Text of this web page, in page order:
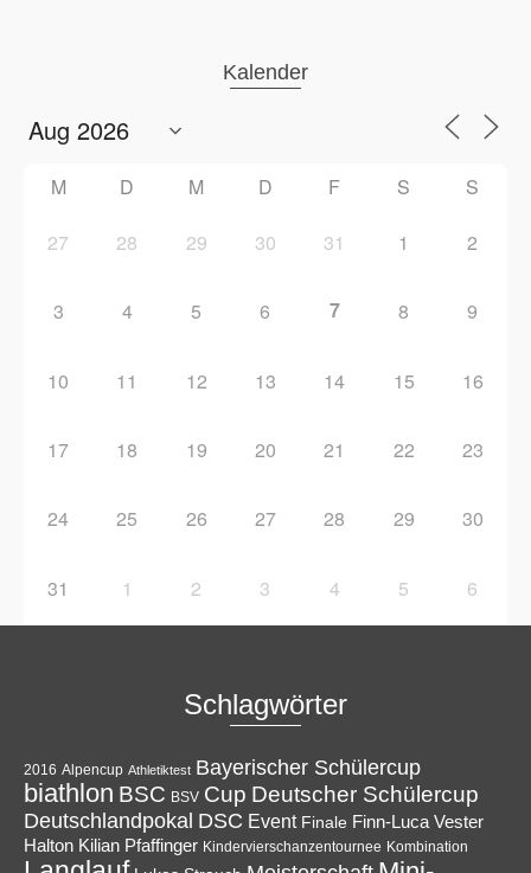
Kalender
M D M D F S S
27 28 29 30 31 1 2
3 4 5 6 7 8 9
10 11 12 13 14 15 16
17 18 19 20 21 22 23
24 25 26 27 28 29 30
31 1 2 3 4 5 6
Schlagwörter
2016 Alpencup Athletiktest Bayerischer Schülercup
biathlon BSC BSV Cup Deutscher Schülercup
Deutschlandpokal DSC Event Finale Finn-Luca Vester
Halton Kilian Pfaffinger Kindervierschanzentournee Kombination